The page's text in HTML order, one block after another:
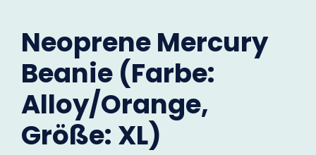
Neoprene Mercury
Beanie (Farbe:
Alloy/Orange,
Größe: XL)